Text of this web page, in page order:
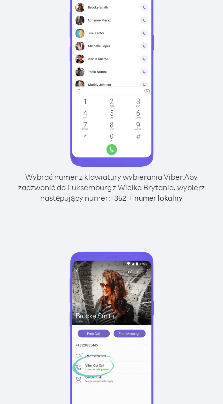
Wybrać numer z klawiatury wybierania Viber.Aby
zadzwonić do Luksemburg z Wielka Brytania, wybierz
następujący numer:+352 + numer lokalny